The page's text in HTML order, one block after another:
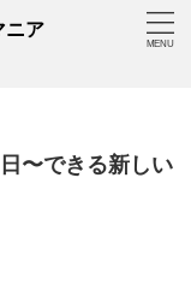
ニア
〜できる新しい